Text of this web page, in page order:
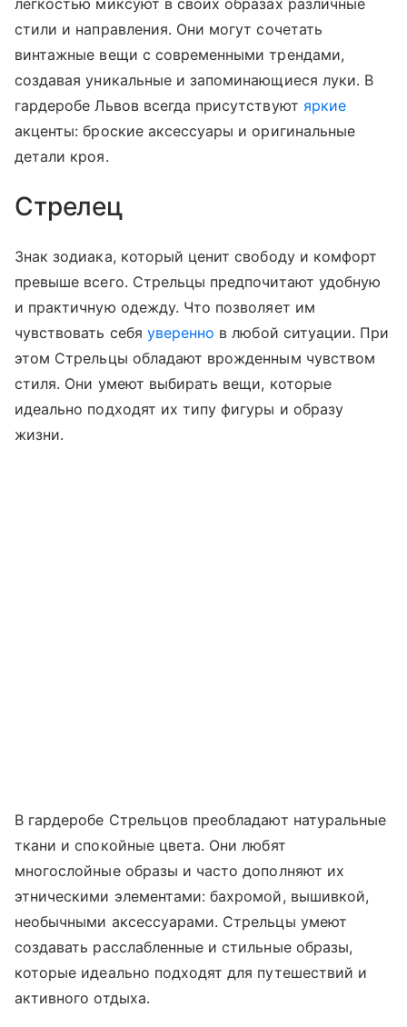
стили и направления. Они могут сочетать
винтажные вещи с современными трендами,
создавая уникальные и запоминающиеся луки. В
гардеробе Львов всегда присутствуют яркие
акценты: броские аксессуары и оригинальные
детали кроя.
Стрелец
Знак зодиака, который ценит свободу и комфорт
превыше всего. Стрельцы предпочитают удобную
и практичную одежду. Что позволяет им
чувствовать себя уверенно в любой ситуации. При
этом Стрельцы обладают врожденным чувством
стиля. Они умеют выбирать вещи, которые
идеально подходят их типу фигуры и образу
жизни.
В гардеробе Стрельцов преобладают натуральные
ткани и спокойные цвета. Они любят
многослойные образы и часто дополняют их
этническими элементами: бахромой, вышивкой,
необычными аксессуарами. Стрельцы умеют
создавать расслабленные и стильные образы,
которые идеально подходят для путешествий и
активного отдыха.